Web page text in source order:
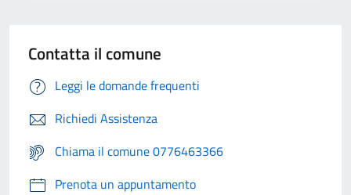
Contatta il comune
Leggi le domande frequenti
Richiedi Assistenza
Chiama il comune 0776463366
Prenota un appuntamento